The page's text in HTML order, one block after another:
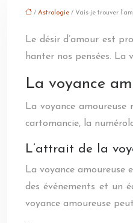
/ Astrologie / Vais-je trouver
Le désir d’amour est
hanter nos pensées. La
La voyance
La voyance
cartomancie, la
L’attrait de la
La voyance amoureuse
des événements et un
voyance amoureuse